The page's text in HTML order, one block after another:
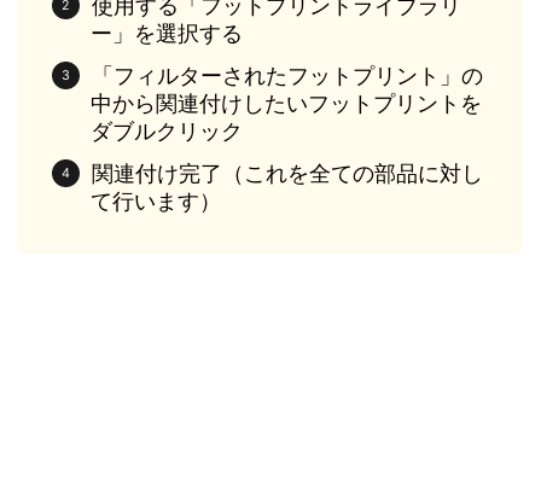
使用する「フットプリントライブラリ
ー」を選択する
「フィルターされたフットプリント」の
中から関連付けしたいフットプリントを
ダブルクリック
関連付け完了（これを全ての部品に対し
て行います）